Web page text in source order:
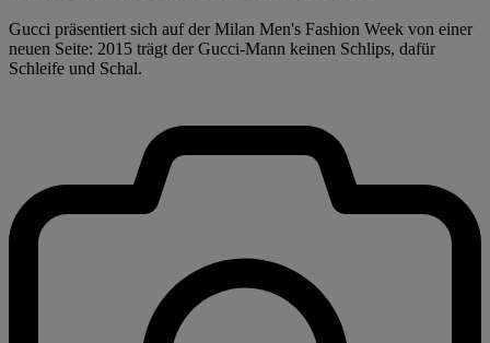
Gucci präsentiert sich auf der Milan Men's Fashion Week von einer
neuen Seite: 2015 trägt der Gucci-Mann keinen Schlips, dafür
Schleife und Schal.